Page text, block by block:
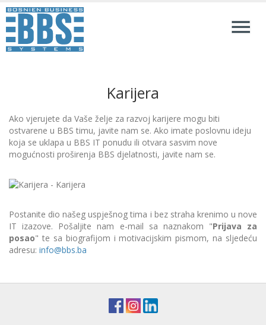
Karijera
Ako vjerujete da Vaše želje za razvoj karijere mogu biti
ostvarene u BBS timu, javite nam se. Ako imate poslovnu ideju
koja se uklapa u BBS IT ponudu ili otvara sasvim nove
mogućnosti proširenja BBS djelatnosti, javite nam se.
Postanite dio našeg uspješnog tima i bez straha krenimo u nove
IT izazove. Pošaljite nam e-mail sa naznakom "Prijava za
posao" te sa biografijom i motivacijskim pismom, na sljedeću
adresu: info@bbs.ba